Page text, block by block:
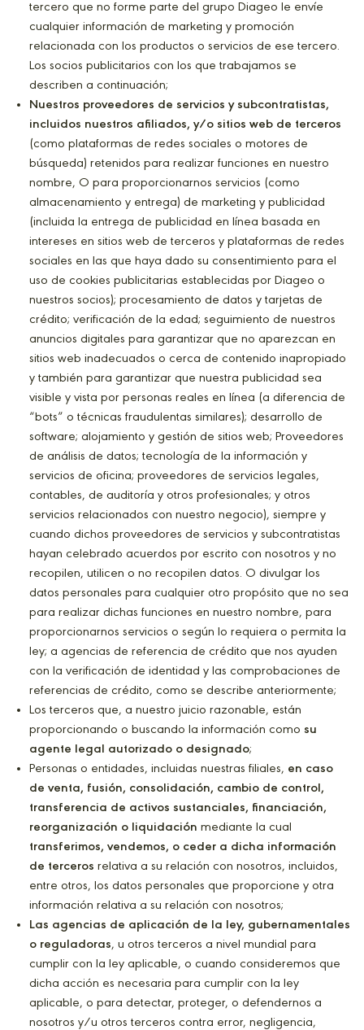
tercero que no forme parte del grupo Diageo le envíe
cualquier información de marketing y promoción
relacionada con los productos o servicios de ese tercero.
Los socios publicitarios con los que trabajamos se
describen a continuación;
Nuestros proveedores de servicios y subcontratistas,
incluidos nuestros afiliados, y/o sitios web de terceros
(como plataformas de redes sociales o motores de
búsqueda) retenidos para realizar funciones en nuestro
nombre, O para proporcionarnos servicios (como
almacenamiento y entrega) de marketing y publicidad
(incluida la entrega de publicidad en línea basada en
intereses en sitios web de terceros y plataformas de redes
sociales en las que haya dado su consentimiento para el
uso de cookies publicitarias establecidas por Diageo o
nuestros socios); procesamiento de datos y tarjetas de
crédito; verificación de la edad; seguimiento de nuestros
anuncios digitales para garantizar que no aparezcan en
sitios web inadecuados o cerca de contenido inapropiado
y también para garantizar que nuestra publicidad sea
visible y vista por personas reales en línea (a diferencia de
“bots” o técnicas fraudulentas similares); desarrollo de
software; alojamiento y gestión de sitios web; Proveedores
de análisis de datos; tecnología de la información y
servicios de oficina; proveedores de servicios legales,
contables, de auditoría y otros profesionales; y otros
servicios relacionados con nuestro negocio), siempre y
cuando dichos proveedores de servicios y subcontratistas
hayan celebrado acuerdos por escrito con nosotros y no
recopilen, utilicen o no recopilen datos. O divulgar los
datos personales para cualquier otro propósito que no sea
para realizar dichas funciones en nuestro nombre, para
proporcionarnos servicios o según lo requiera o permita la
ley; a agencias de referencia de crédito que nos ayuden
con la verificación de identidad y las comprobaciones de
referencias de crédito, como se describe anteriormente;
Los terceros que, a nuestro juicio razonable, están
proporcionando o buscando la información como su
agente legal autorizado o designado;
Personas o entidades, incluidas nuestras filiales, en caso
de venta, fusión, consolidación, cambio de control,
transferencia de activos sustanciales, financiación,
reorganización o liquidación mediante la cual
transferimos, vendemos, o ceder a dicha información
de terceros relativa a su relación con nosotros, incluidos,
entre otros, los datos personales que proporcione y otra
información relativa a su relación con nosotros;
Las agencias de aplicación de la ley, gubernamentales
o reguladoras, u otros terceros a nivel mundial para
cumplir con la ley aplicable, o cuando consideremos que
dicha acción es necesaria para cumplir con la ley
aplicable, o para detectar, proteger, o defendernos a
nosotros y/u otros terceros contra error, negligencia,